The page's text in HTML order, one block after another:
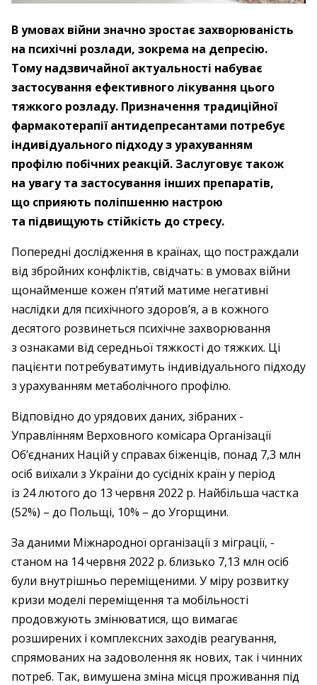
В умовах війни значно зростає захворюваність
на психічні розлади, зокрема на депресію.
Тому надзвичайної актуальності набуває
застосування ефективного лікування цього
тяжкого розладу. Призначення традиційної
фармакотерапії антидепресантами потребує
індивідуального підходу з урахуванням
профілю побічних реакцій. Заслуговує також
на увагу та застосування інших препаратів,
що сприяють поліпшенню настрою
та підвищують стійкість до стресу.
Попередні дослідження в країнах, що постраждали
від збройних конфліктів, свідчать: в умовах війни
щонайменше кожен п’ятий матиме негативні
наслідки для психічного здоров’я, а в кожного
десятого розвинеться психічне захворювання
з ознаками від середньої тяжкості до тяжких. Ці
пацієнти потребуватимуть індивідуального підходу
з урахуванням метаболічного профілю.
Відповідно до урядових даних, зібраних ­
Управлінням Верховного комісара Організації
Об’єднаних Націй у справах біженців, понад 7,3 млн
осіб виїхали з ­України до сусідніх країн у період
із 24 лютого до 13 червня 2022 р. Найбільша частка
(52%) – ​до Польщі, 10% – ​до Угорщини.
За даними Міжнародної організації з міграції, ­
станом на 14 червня 2022 р. близько 7,13 млн осіб
були внут­рішньо переміщеними. У міру розвитку
кризи моделі переміщення та мобільності
продовжують змінюватися, що вимагає
розширених і комплексних заходів реагування,
спрямованих на задоволення як ­нових, так і чинних
потреб. Так, вимушена зміна місця проживання під